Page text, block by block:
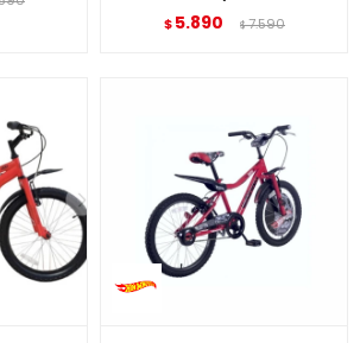
$ 5.890 $7.590